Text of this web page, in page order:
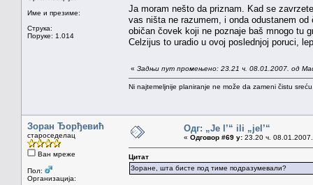
Име и презиме:
Струка:
Поруке: 1.014
Ja moram nešto da priznam. Kad se
vas ništa ne razumem, i onda odustanem
običan čovek koji ne poznaje baš mnogo tu
Celzijus to uradio u ovoj poslednjoj poruci,
« Задњи пут промењено: 23.21 ч. 08.01.2007. од
Ni najtemeljnije planiranje ne može da zameni čistu
Зоран Ђорђевић
староседелац
Ван мреже
Пол:
Организација:
Одг: „Je l’“ ili „jel’“
« Одговор #69 у: 23.20 ч.
Цитат
Зоране, шта бисте под тиме подразумевали?